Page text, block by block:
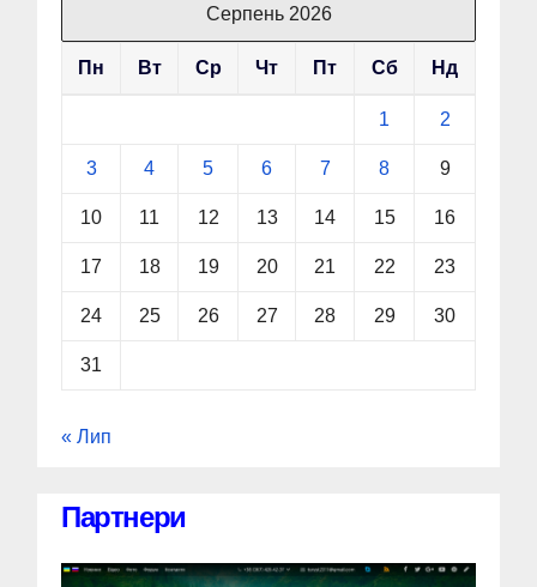
Серпень 2026
Пн Вт Ср Чт Пт Сб Нд
1 2
3 4 5 6 7 8 9
10 11 12 13 14 15 16
17 18 19 20 21 22 23
24 25 26 27 28 29 30
31
« Лип
Партнери